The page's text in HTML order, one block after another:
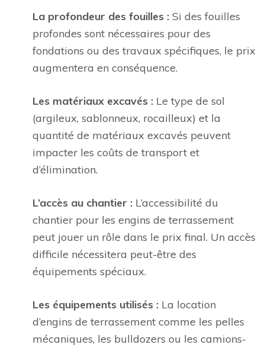
La profondeur des fouilles : Si des fouilles
profondes sont nécessaires pour des
fondations ou des travaux spécifiques, le prix
augmentera en conséquence.
Les matériaux excavés : Le type de sol
(argileux, sablonneux, rocailleux) et la
quantité de matériaux excavés peuvent
impacter les coûts de transport et
d’élimination.
L’accès au chantier : L’accessibilité du
chantier pour les engins de terrassement
peut jouer un rôle dans le prix final. Un accès
difficile nécessitera peut-être des
équipements spéciaux.
Les équipements utilisés : La location
d’engins de terrassement comme les pelles
mécaniques, les bulldozers ou les camions-